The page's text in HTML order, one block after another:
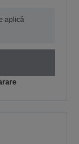
aplică